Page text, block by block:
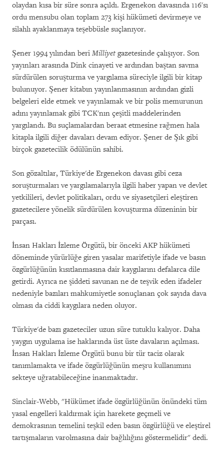
olaydan kısa bir süre sonra açıldı. Ergenekon davasında 116'sı
ordu mensubu olan toplam 273 kişi hükümeti devirmeye ve
silahlı ayaklanmaya teşebbüsle suçlanıyor.
Şener 1994 yılından beri Milliyet gazetesinde çalışıyor. Son
yayınları arasında Dink cinayeti ve ardından baştan savma
sürdürülen soruşturma ve yargılama süreciyle ilgili bir kitap
bulunuyor. Şener kitabın yayınlanmasının ardından gizli
belgeleri elde etmek ve yayınlamak ve bir polis memurunun
adını yayınlamak gibi TCK'nın çeşitli maddelerinden
yargılandı. Bu suçlamalardan beraat etmesine rağmen hala
kitapla ilgili diğer davaları devam ediyor. Şener de Şık gibi
birçok gazetecilik ödülünün sahibi.
Son gözaltılar, Türkiye'de Ergenekon davası gibi ceza
soruşturmaları ve yargılamalarıyla ilgili haber yapan ve devlet
yetkilileri, devlet politikaları, ordu ve siyasetçileri eleştiren
gazetecilere yönelik sürdürülen kovuşturma düzeninin bir
parçası.
İnsan Hakları İzleme Örgütü, bir önceki AKP hükümeti
döneminde yürürlüğe giren yasalar marifetiyle ifade ve basın
özgürlüğünün kısıtlanmasına dair kaygılarını defalarca dile
getirdi. Ayrıca ne şiddeti savunan ne de teşvik eden ifadeler
nedeniyle bazıları mahkumiyetle sonuçlanan çok sayıda dava
olması da ciddi kaygılara neden oluyor.
Türkiye'de bazı gazeteciler uzun süre tutuklu kalıyor. Daha
yaygın uygulama ise haklarında üst üste davaların açılması.
İnsan Hakları İzleme Örgütü bunu bir tür taciz olarak
tanımlamakta ve ifade özgürlüğünün meşru kullanımını
sekteye uğratabileceğine inanmaktadır.
Sinclair-Webb, "Hükümet ifade özgürlüğünün önündeki tüm
yasal engelleri kaldırmak için harekete geçmeli ve
demokrasının temelini teşkil eden basın özgürlüğü ve eleştirel
tartışmaların varolmasına dair bağlılığını göstermelidir" dedi.